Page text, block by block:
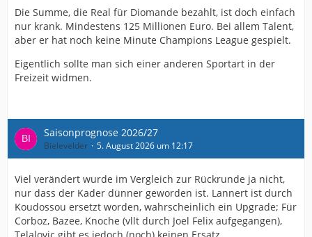
Die Summe, die Real für Diomande bezahlt, ist doch einfach
nur krank. Mindestens 125 Millionen Euro. Bei allem Talent,
aber er hat noch keine Minute Champions League gespielt.
Eigentlich sollte man sich einer anderen Sportart in der
Freizeit widmen.
Saisonprognose 2026/27
Bielevelder 5. August 2026 um 12:17
Viel verändert wurde im Vergleich zur Rückrunde ja nicht,
nur dass der Kader dünner geworden ist. Lannert ist durch
Koudossou ersetzt worden, wahrscheinlich ein Upgrade; Für
Corboz, Bazee, Knoche (vllt durch Joel Felix aufgegangen),